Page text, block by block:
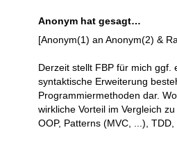
Anonym hat gesagt…
[Anonym(1) an Anonym(2) &
Derzeit stellt FBP für mich ggf.
syntaktische Erweiterung
Programmiermethoden dar.
wirkliche Vorteil im Vergleich
OOP, Patterns (MVC, ...), TDD,